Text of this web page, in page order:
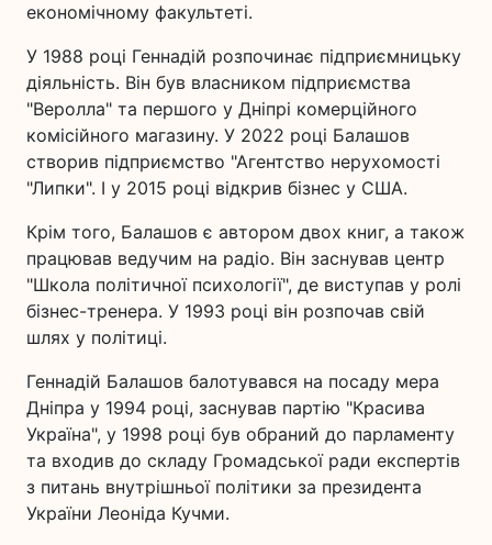
економічному факультеті.
У 1988 році Геннадій розпочинає підприємницьку
діяльність. Він був власником підприємства
"Веролла" та першого у Дніпрі комерційного
комісійного магазину. У 2022 році Балашов
створив підприємство "Агентство нерухомості
"Липки". І у 2015 році відкрив бізнес у США.
Крім того, Балашов є автором двох книг, а також
працював ведучим на радіо. Він заснував центр
"Школа політичної психології", де виступав у ролі
бізнес-тренера. У 1993 році він розпочав свій
шлях у політиці.
Геннадій Балашов балотувався на посаду мера
Дніпра у 1994 році, заснував партію "Красива
Україна", у 1998 році був обраний до парламенту
та входив до складу Громадської ради експертів
з питань внутрішньої політики за президента
України Леоніда Кучми.